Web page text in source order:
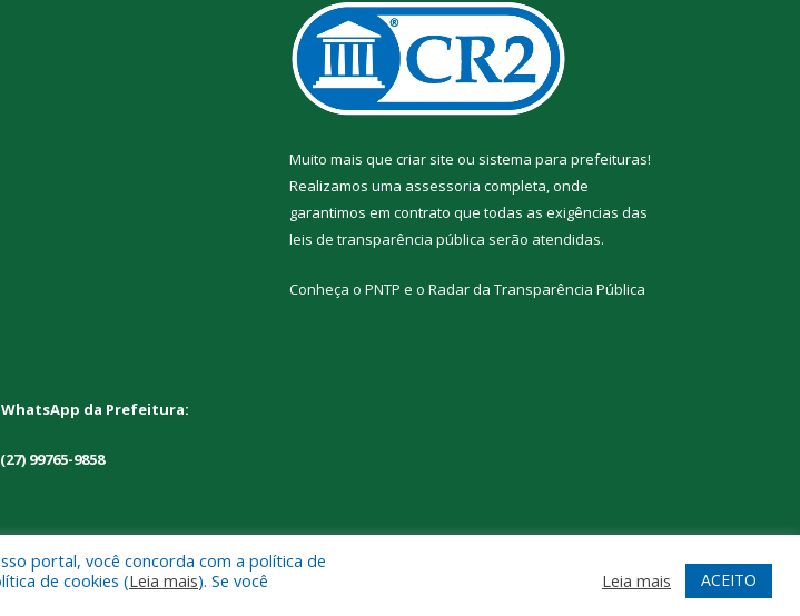
da Prefeitura:
(27) 99765-9858
Muito mais que criar site ou sistema para prefeituras!
Realizamos uma assessoria completa, onde
garantimos em contrato que todas as exigências das
leis de transparência pública serão atendidas.
Conheça o PNTP e o Radar da Transparência Pública
Mapa do Site Acessar Webmail
portal, você concorda com a política de
de cookies (Leia mais). Se você
Leia mais ACEITO